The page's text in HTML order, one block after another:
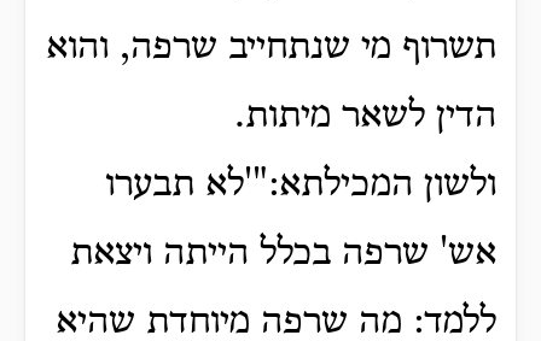
תשרוף מי שנתחייב שרפה, והוא
הדין לשאר מיתות.
ולשון המכילתא:"'לא תבערו
אש' שרפה בכלל הייתה ויצאת
ללמד: מה שרפה מיוחדת שהיא